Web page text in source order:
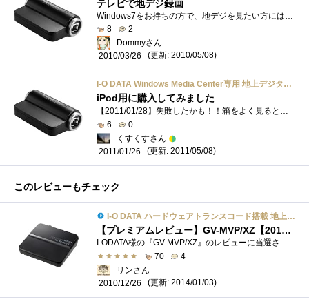
テレビで地デジ録画
8
2
Dommyさん
2010/03/26
(更新: 2010/05/08)
I-O DATA Windows Media Center専用 地上デジタル対応TVキャプチャBOX USBバスパワーモデル GV-MC7/HZ3
iPod用に購入してみました
【2011/01/28】失敗したかも！！箱をよく見ると、「Windows7専用」と書かれている。うちにはHPのデスクトップとMacBookProにしかWindows７は入っていない�...
6
0
くすくすさん
2011/01/26
(更新: 2011/05/08)
このレビューもチェック
I-O DATA ハードウェアトランスコード搭載 地上・BS・110度CSデジタル対応TVキャプチャBOX USB GV-MVP/XZ
【プレミアムレビュー】GV-MVP/XZ【2014/01/03更新】
I-ODATA様の『GV-MVP/XZ』のレビューに当選させて頂きました。 I-ODATAハードウェアトランスコード搭載地上・BS・110度CSデジタル対応TVキャプチャBOXUSBG...
70
4
リンさん
2010/12/26
(更新: 2014/01/03)